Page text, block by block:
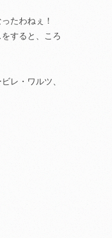
たわねぇ！
すると、ころ
レ・ワルツ、